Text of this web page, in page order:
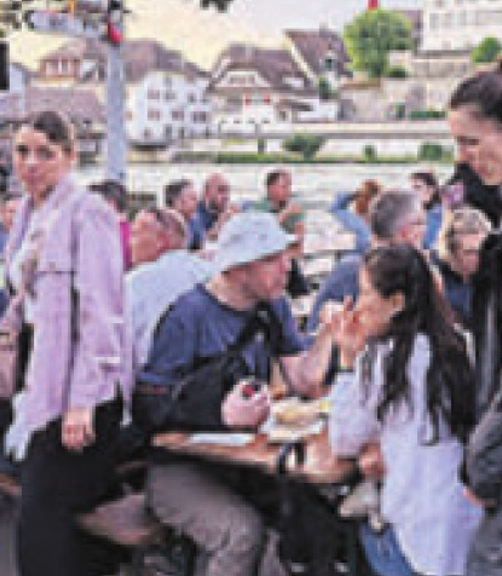
Ein Sommer-Vorgeschmack
Programm des Reussfoodfestivals steht
In gut zwei Monaten ist es wieder so weit
pittoreskes Flussufer zum viertägigen
Kombination aus Musik und
Möchten Sie
weiterlesen?
Ja. Ich bin
Abonnent.